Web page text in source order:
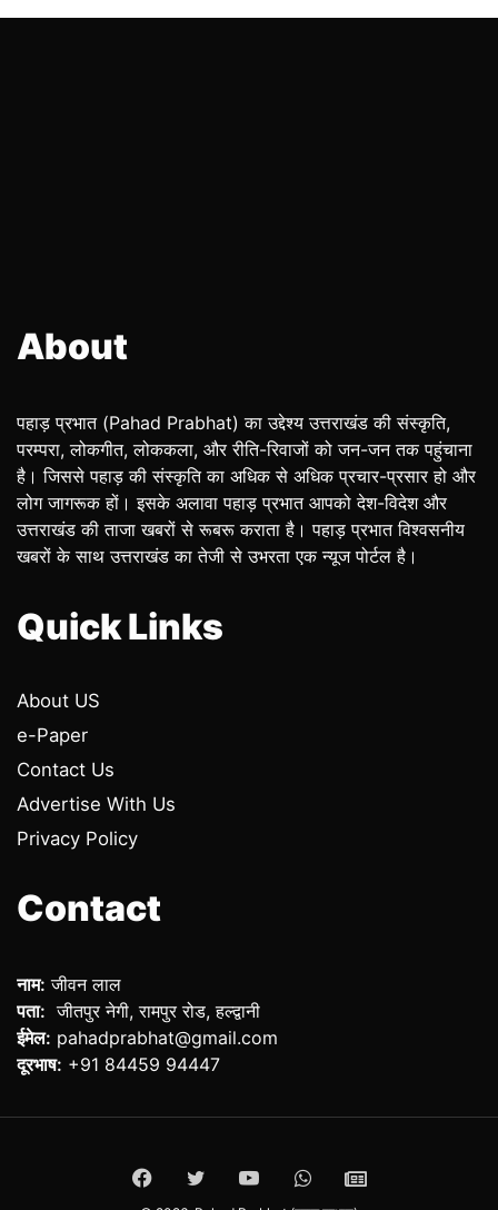
About
पहाड़ प्रभात (Pahad Prabhat) का उद्देश्य उत्तराखंड की संस्कृति,
परम्परा, लोकगीत, लोककला, और रीति-रिवाजों को जन-जन तक पहुंचाना
है। जिससे पहाड़ की संस्कृति का अधिक से अधिक प्रचार-प्रसार हो और
लोग जागरूक हों। इसके अलावा पहाड़ प्रभात आपको देश-विदेश और
उत्तराखंड की ताजा खबरों से रूबरू कराता है। पहाड़ प्रभात विश्वसनीय
खबरों के साथ उत्तराखंड का तेजी से उभरता एक न्यूज पोर्टल है।
Quick Links
About US
e-Paper
Contact Us
Advertise With Us
Privacy Policy
Contact
नाम: जीवन लाल
पता: जीतपुर नेगी, रामपुर रोड, हल्द्वानी
ईमेल: pahadprabhat@gmail.com
दूरभाष: +91 84459 94447
Facebook
TwitterYouTubeWhatsApp
ePaper